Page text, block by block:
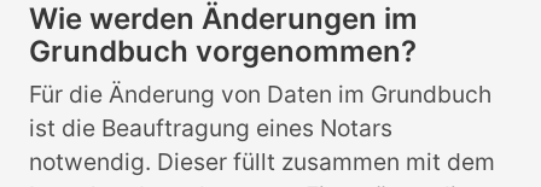
Wie werden Änderungen im
Grundbuch vorgenommen?
Für die Änderung von Daten im Grundbuch
ist die Beauftragung eines Notars
notwendig. Dieser füllt zusammen mit dem